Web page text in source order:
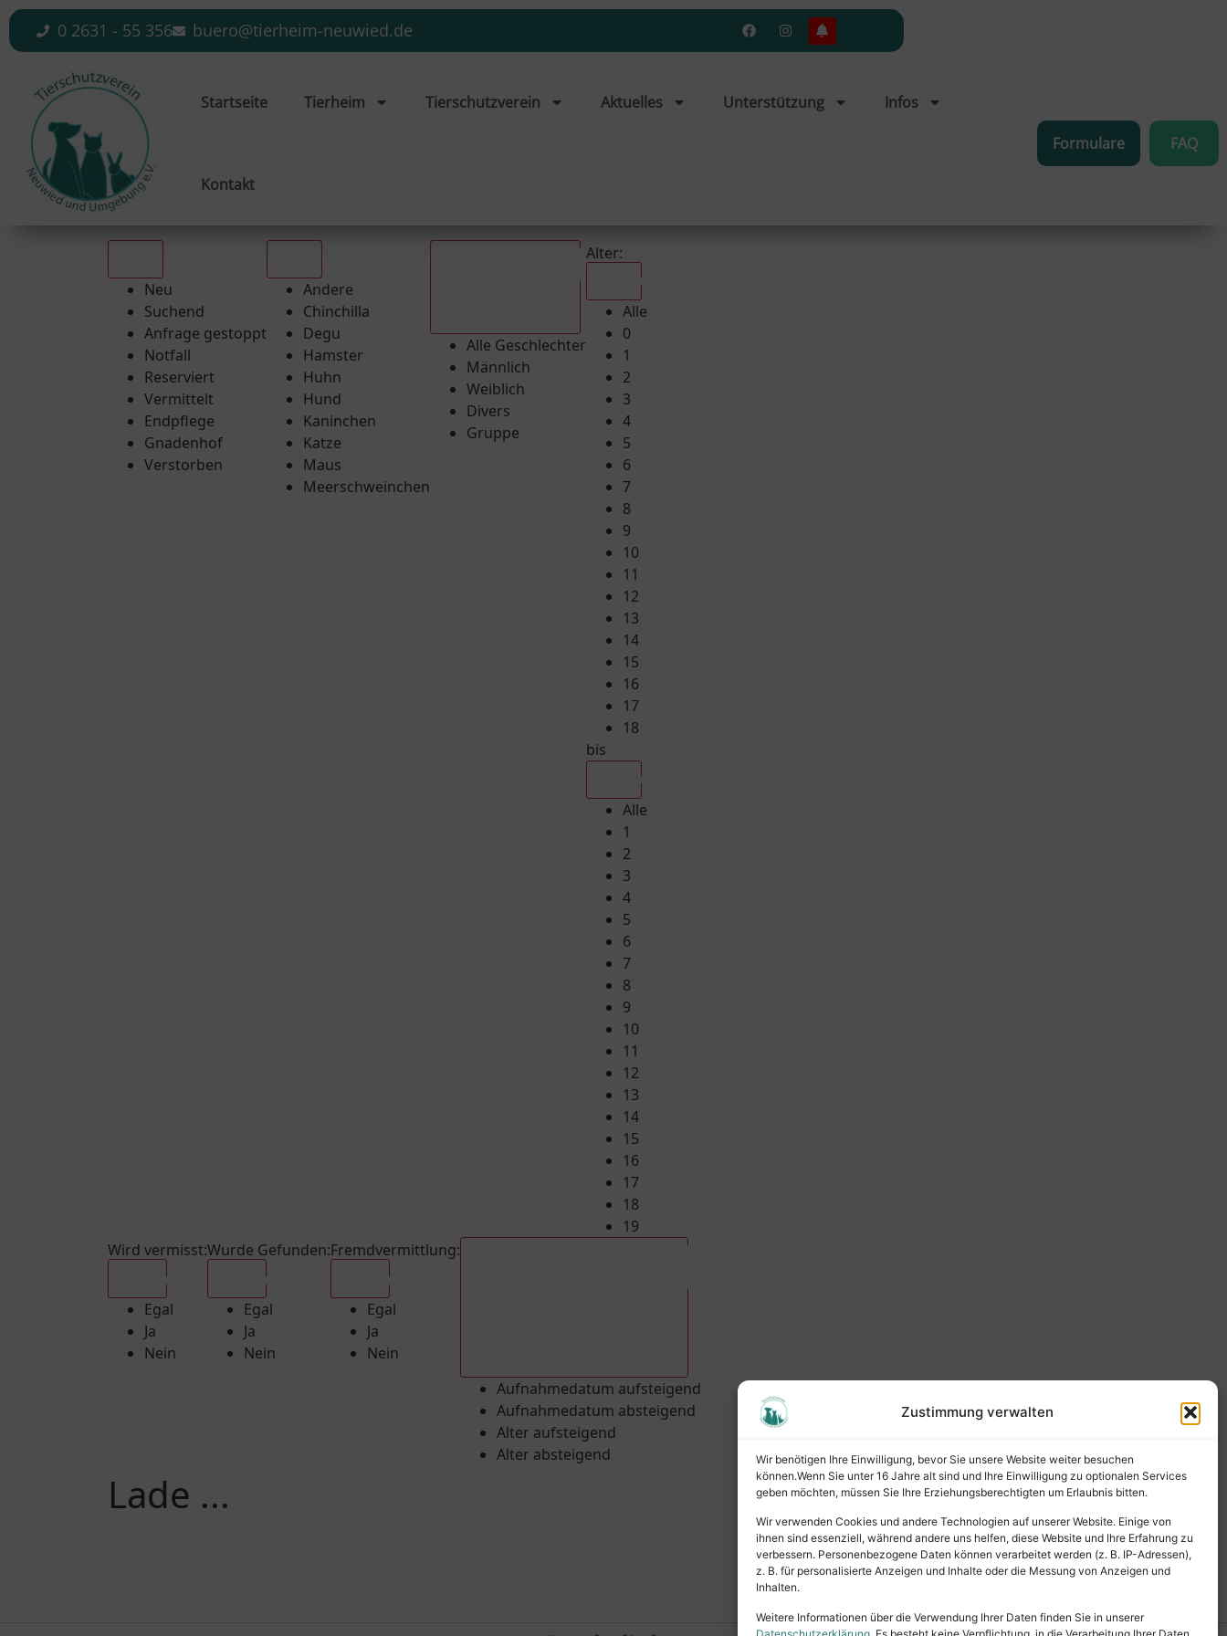
Zustimmung verwalten
Wir benötigen Ihre Einwilligung, bevor Sie unsere Website weiter besuchen
können.Wenn Sie unter 16 Jahre alt sind und Ihre Einwilligung zu optionalen Services
geben möchten, müssen Sie Ihre Erziehungsberechtigten um Erlaubnis bitten.
Wir verwenden Cookies und andere Technologien auf unserer Website. Einige von
ihnen sind essenziell, während andere uns helfen, diese Website und Ihre Erfahrung zu
verbessern. Personenbezogene Daten können verarbeitet werden (z. B. IP-Adressen),
z. B. für personalisierte Anzeigen und Inhalte oder die Messung von Anzeigen und
Inhalten.
Weitere Informationen über die Verwendung Ihrer Daten finden Sie in unserer
0 2631 - 55 356 buero@tierheim-neuwied.de
Startseite Tierheim Tierschutzverein Aktuelles Unterstützung Infos
Kontakt
Formulare FAQ
Neu
Suchend
Anfrage gestoppt
Notfall
Reserviert
Vermittelt
Endpflege
Gnadenhof
Verstorben
Andere
Chinchilla
Degu
Hamster
Huhn
Hund
Kaninchen
Katze
Maus
Meerschweinchen
Alle Geschlechter
Männlich
Weiblich
Divers
Gruppe
Alter:
Alle
0
1
2
3
4
5
6
7
8
9
10
11
12
13
14
15
16
17
18
bis
Alle
1
2
3
4
5
6
7
8
9
10
11
12
13
14
15
16
17
18
19
Wird vermisst:
Egal
Ja
Nein
Wurde Gefunden:
Egal
Ja
Nein
Fremdvermittlung:
Egal
Ja
Nein
Aufnahmedatum aufsteigend
Aufnahmedatum absteigend
Alter aufsteigend
Alter absteigend
Lade ...